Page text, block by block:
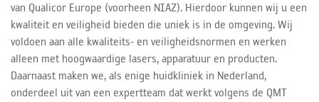
van Qualicor Europe (voorheen NIAZ). Hierdoor kunnen wij u een
kwaliteit en veiligheid bieden die uniek is in de omgeving. Wij
voldoen aan alle kwaliteits- en veiligheidsnormen en werken
alleen met hoogwaardige lasers, apparatuur en producten.
Daarnaast maken we, als enige huidkliniek in Nederland,
onderdeel uit van een expertteam dat werkt volgens de QMT